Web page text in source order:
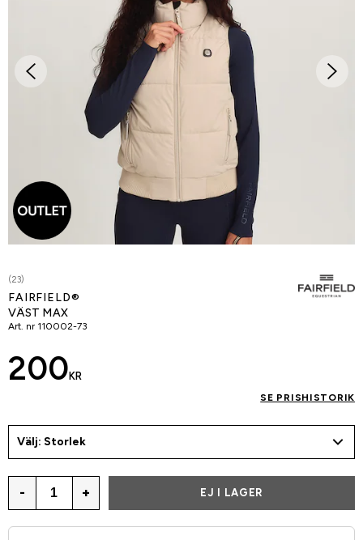
(23)
FAIRFIELD®
VÄST MAX
Art. nr 110002-73
200 KR
SE PRISHISTORIK
Välj: Storlek
- + EJ I LAGER